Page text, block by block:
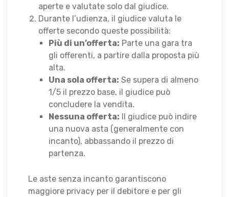
aperte e valutate solo dal giudice.
Durante l’udienza, il giudice valuta le
offerte secondo queste possibilità:
Più di un’offerta: Parte una gara tra
gli offerenti, a partire dalla proposta più
alta.
Una sola offerta: Se supera di almeno
1/5 il prezzo base, il giudice può
concludere la vendita.
Nessuna offerta: Il giudice può indire
una nuova asta (generalmente con
incanto), abbassando il prezzo di
partenza.
Le aste senza incanto garantiscono
maggiore privacy per il debitore e per gli